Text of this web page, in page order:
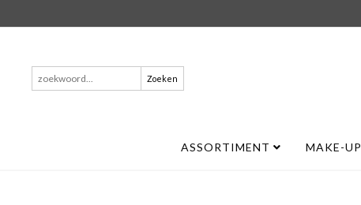
Zoeken
naar:
ASSORTIMENT MAKE-UP